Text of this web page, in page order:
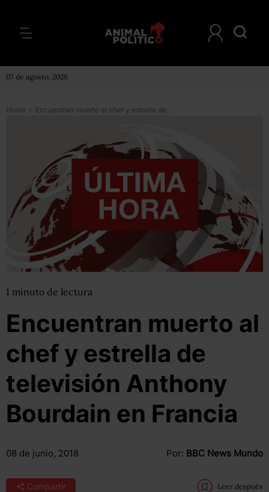
07 de agosto, 2026
Home > Encuentran muerto al chef y estrella de televisión Anthony Bourdain en Francia
1 minuto de lectura
Encuentran muerto al
chef y estrella de
televisión Anthony
Bourdain en Francia
08 de junio, 2018 Por: BBC News Mundo
Compartir Leer después